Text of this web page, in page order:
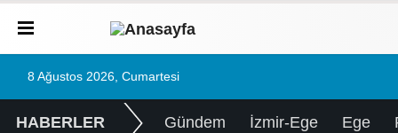
8 Ağustos 2026, Cumartesi
HABERLER Gündem İzmir-Ege Ege